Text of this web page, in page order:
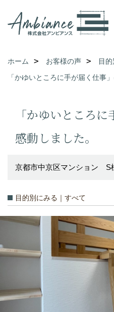
ホーム お客様の声 目
「かゆいところに手が届く仕事
「かゆいところ
感動しました。
京都市中京区マンション S
目的別にみる｜すべて